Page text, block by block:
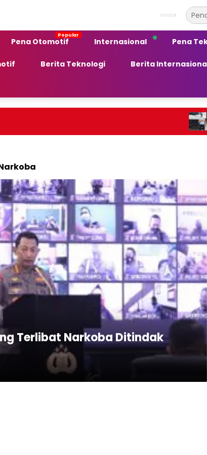
Pena Otomotif Internasional Pena
Berita Teknologi Berita
Kurang
Ekonomi
Terlibat Narkoba Ditindak